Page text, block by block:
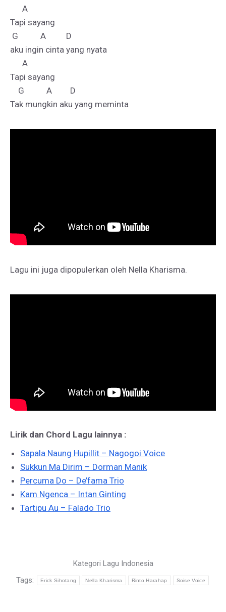
Tapi sayang
aku ingin cinta yang nyata
Tapi sayang
Lagu ini juga dipopulerkan oleh Nella Kharisma.
Lirik dan Chord Lagu lainnya :
Sapala Naung Hupillit – Nagogoi Voice
Sukkun Ma Dirim – Dorman Manik
Percuma Do – De’fama Trio
Kam Ngenca – Intan Ginting
Tartipu Au – Falado Trio
Kategori Lagu Indonesia
Tags:
Erick Sihotang Nella Kharisma Rinto Harahap Soise Voice